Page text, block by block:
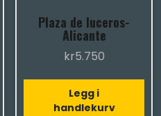
Plaza de luceros-
Alicante
kr5.750
Legg i
handlekurv